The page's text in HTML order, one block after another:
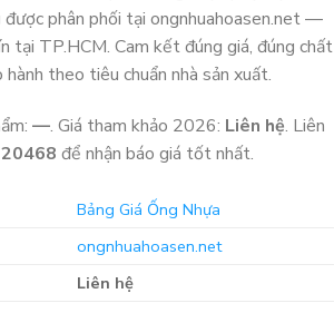
được phân phối tại ongnhuahoasen.net —
tại TP.HCM. Cam kết đúng giá, đúng chất
hành theo tiêu chuẩn nhà sản xuất.
—. Giá tham khảo 2026: Liên hệ. Liên
để nhận báo giá tốt nhất.
Bảng Giá Ống Nhựa
ongnhuahoasen.net
Liên hệ